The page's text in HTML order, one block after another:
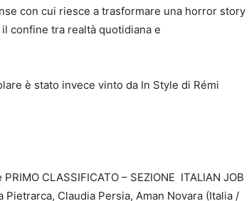
con cui riesce a trasformare una horror story
confine tra realtà quotidiana e
è stato invece vinto da In Style di Rémi
CLASSIFICATO – SEZIONE ITALIAN JOB
Claudia Persia, Aman Novara (Italia /